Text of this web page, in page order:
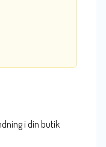
i din butik